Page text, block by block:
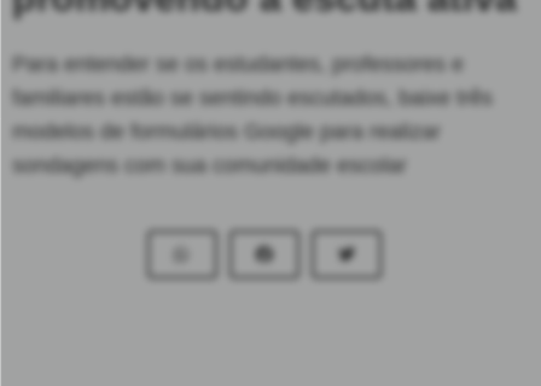
Para entender se os estudantes, professores e
familiares estão se sentindo escutados, baixe três
modelos de formulários Google para realizar
sondagens com sua comunidade escolar